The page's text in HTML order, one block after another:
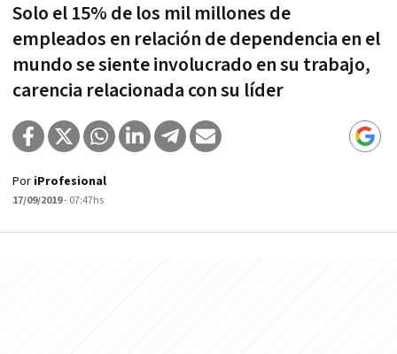
Solo el 15% de los mil millones de
empleados en relación de dependencia en el
mundo se siente involucrado en su trabajo,
carencia relacionada con su líder
Por iProfesional
17/09/2019- 07:47hs